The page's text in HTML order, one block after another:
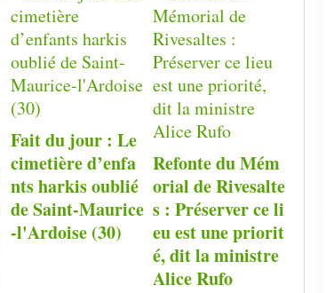
Fait du jour : Le
cimetière d’enfa
nts harkis oublié
de Saint-Maurice
-l'Ardoise (30)
Refonte du Mém
orial de Rivesalte
s : Préserver ce li
eu est une priorit
é, dit la ministre
Alice Rufo